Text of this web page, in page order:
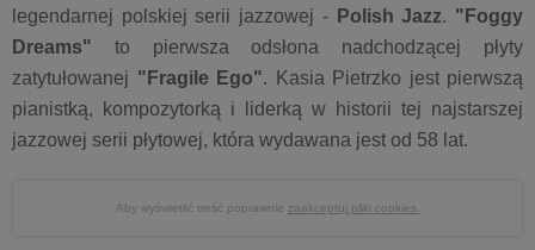
legendarnej polskiej serii jazzowej -Polish Jazz. "Foggy
Dreams" to pierwsza odsłona nadchodzącej płyty
zatytułowanej "Fragile Ego". Kasia Pietrzko jest pierwszą
pianistką, kompozytorką i liderką w historii tej najstarszej
jazzowej serii płytowej, która wydawana jest od 58 lat.
Aby wyświetlić treść poprawnie zaakceptuj pliki cookies.